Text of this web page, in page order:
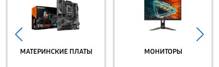
МАТЕРИНСКИЕ ПЛАТЫ МОНИТОРЫ